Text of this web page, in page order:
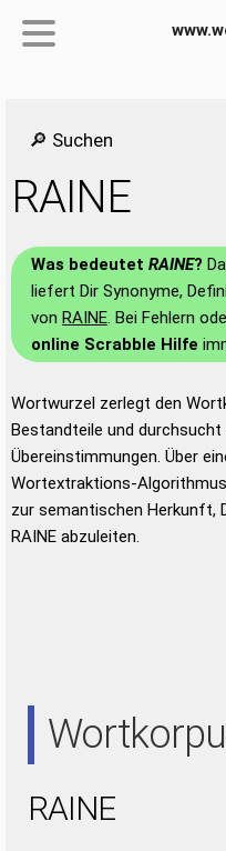
🔎 Suchen
RAINE
Was bedeutet RAINE?
liefert Dir Synonyme,
von RAINE. Bei Fehlern
online Scrabble Hilfe
Wortwurzel zerlegt den
Bestandteile und
Übereinstimmungen. Über
Wortextraktions-
zur semantischen Herkunft,
RAINE abzuleiten.
RAINE